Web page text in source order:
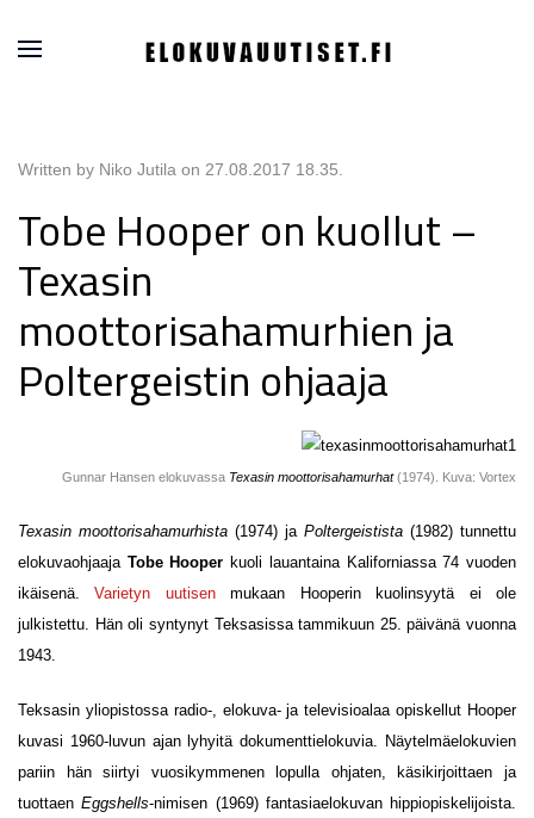
Written by Niko Jutila on 27.08.2017 18.35
Tobe Hooper on kuollut –
Texasin
moottorisahamurhien ja
Poltergeistin ohjaaja
Gunnar Hansen elokuvassa Texasin moottorisahamurhat(1974). Kuva: Vortex
Texasin moottorisahamurhista (1974) ja Poltergeistista (1982) tunnettu
elokuvaohjaaja Tobe Hooperkuoli lauantaina Kaliforniassa 74 vuoden
ikäisenä.Varietyn uutisenmukaan Hooperin kuolinsyytä ei ole
julkistettu. Hän oli syntynyt Teksasissa tammikuun 25. päivänä vuonna
1943.
Teksasin yliopistossa radio-, elokuva- ja televisioalaa opiskellut Hooper
kuvasi 1960-luvun ajan lyhyitä dokumenttielokuvia. Näytelmäelokuvien
pariin hän siirtyi vuosikymmenen lopulla ohjaten, käsikirjoittaen ja
tuottaenEggshells-nimisen (1969) fantasiaelokuvan hippiopiskelijoista.